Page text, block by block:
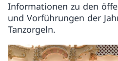
Informationen zu den
und Vorführungen der
Tanzorgeln.